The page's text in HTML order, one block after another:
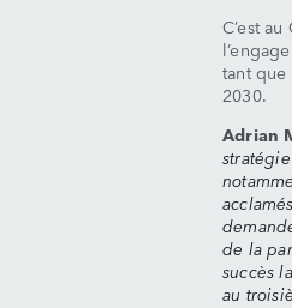
C’est
tant que
2030.
Adrian
de la
succès
au